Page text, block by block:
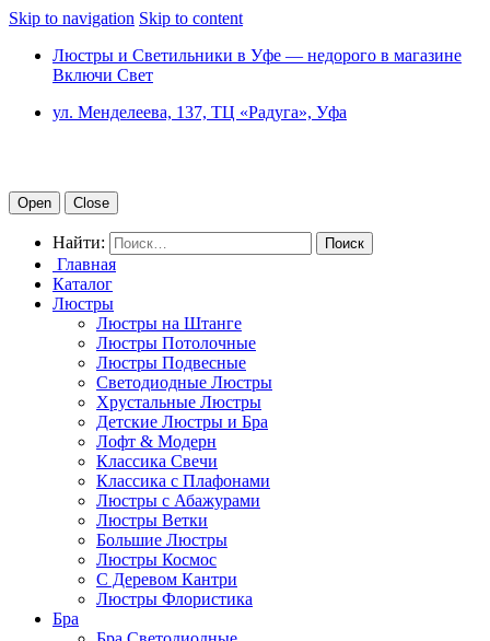
Skip to navigation Skip to content
Люстры и Светильники в Уфе — недорого в магазине
Включи Свет
ул. Менделеева, 137, ТЦ «Радуга», Уфа
Open Close
Найти:
Главная
Каталог
Люстры
Люстры на Штанге
Люстры Потолочные
Люстры Подвесные
Светодиодные Люстры
Хрустальные Люстры
Детские Люстры и Бра
Лофт & Модерн
Классика Свечи
Классика с Плафонами
Люстры с Абажурами
Люстры Ветки
Большие Люстры
Люстры Космос
С Деревом Кантри
Люстры Флористика
Бра